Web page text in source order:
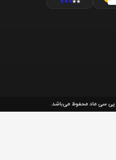
پی سی ماد محفوظ می‌باشد.